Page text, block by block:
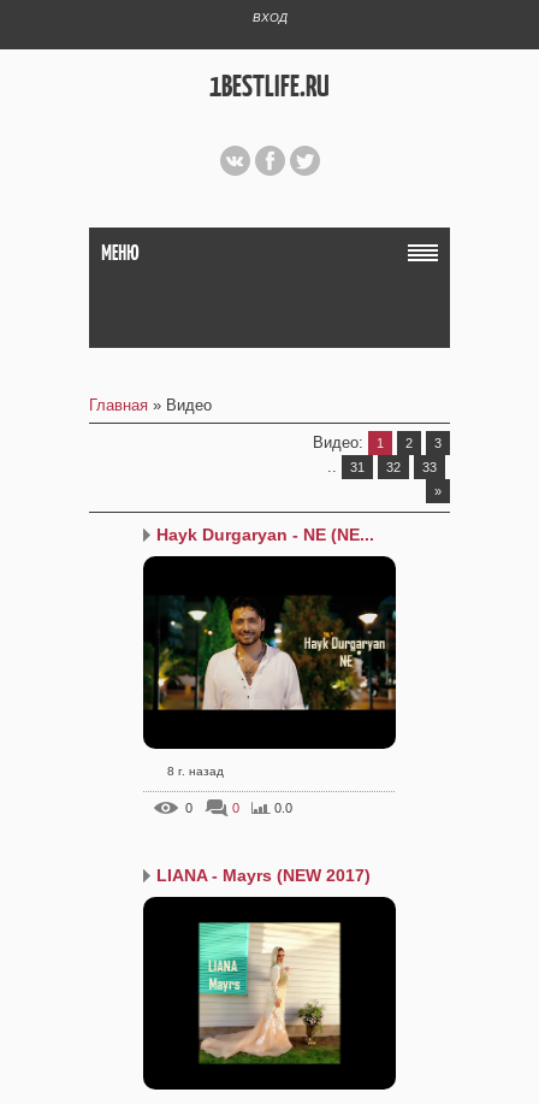
ВХОД
1BESTLIFE.RU
МЕНЮ
Главная » Видео
Видео: 1 2 3
.. 31 32
33
»
Hayk Durgaryan - NE (NE...
8 г. назад
0 0 0.0
LIANA - Mayrs (NEW 2017)